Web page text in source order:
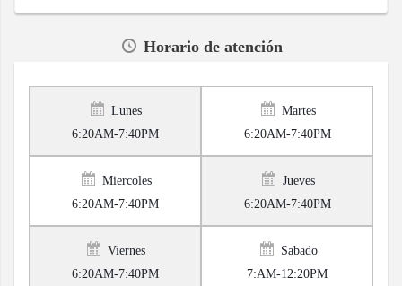
Horario de atención
Lunes
6:20AM-7:40PM
Martes
6:20AM-7:40PM
Miercoles
6:20AM-7:40PM
Jueves
6:20AM-7:40PM
Viernes
6:20AM-7:40PM
Sabado
7:AM-12:20PM